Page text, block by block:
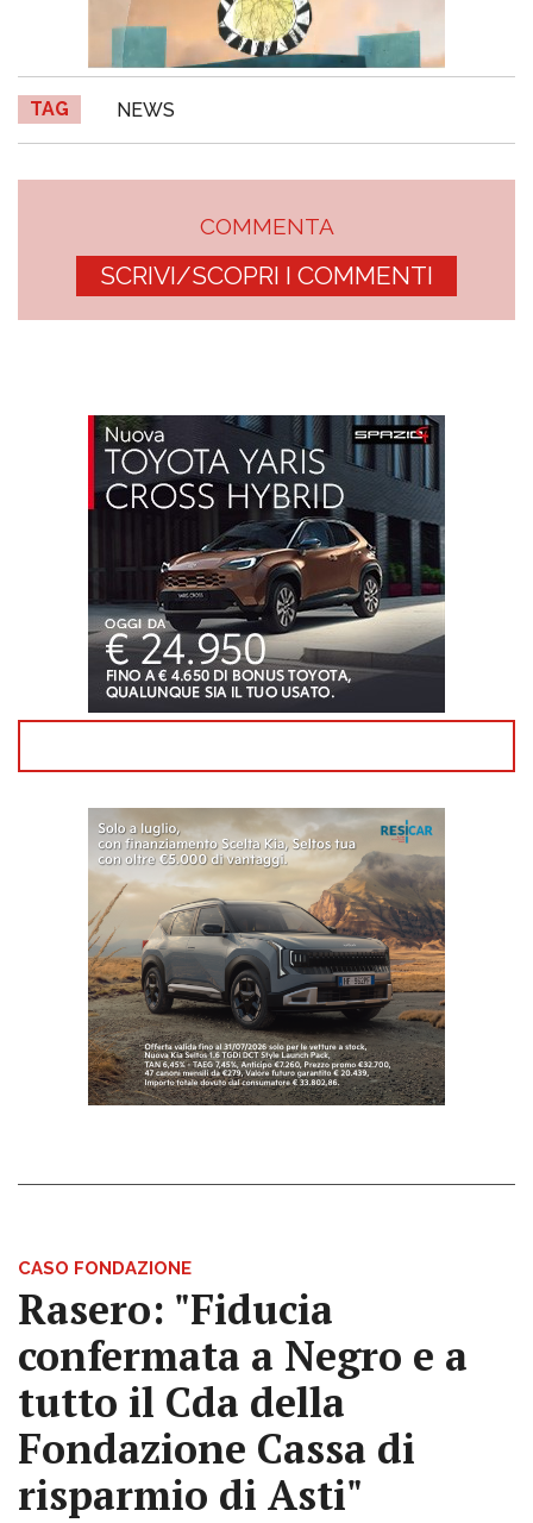
TAG NEWS
COMMENTA
SCRIVI/SCOPRI I COMMENTI
CASO FONDAZIONE
Rasero: "Fiducia
confermata a Negro e a
tutto il Cda della
Fondazione Cassa di
risparmio di Asti"